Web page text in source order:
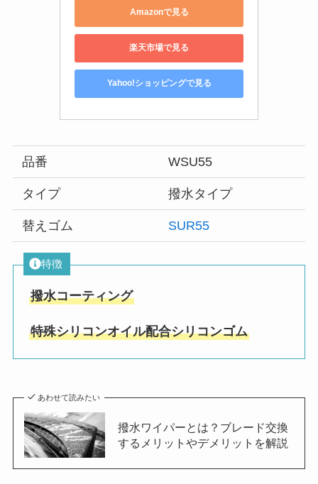
Amazonで見る
楽天市場で見る
Yahoo!ショッピングで見る
品番 WSU55
タイプ 撥水タイプ
替えゴム SUR55
特徴
撥水コーティング
特殊シリコンオイル配合シリコンゴム
あわせて読みたい
撥水ワイパーとは？ブレード交換
するメリットやデメリットを解説